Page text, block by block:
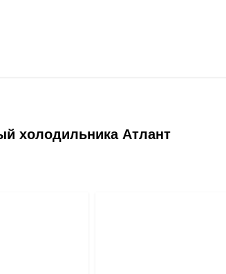
холодильника Атлант